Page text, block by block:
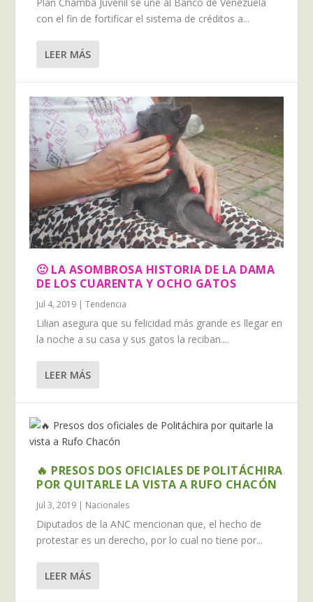
con el fin de fortificar el sistema de créditos a...
LEER MÁS
🙂 LA ASOMBROSA HISTORIA DE LA DAMA
DE LOS CUARENTA Y OCHO GATOS
Jul 4, 2019 |Tendencia
Lilian asegura que su felicidad más grande es llegar en
la noche a su casa y sus gatos la reciban....
LEER MÁS
🔥 PRESOS DOS OFICIALES DE POLITÁCHIRA
POR QUITARLE LA VISTA A RUFO CHACÓN
Jul 3, 2019 | Nacionales
Diputados de la ANC mencionan que, el hecho de
protestar es un derecho, por lo cual no tiene por...
LEER MÁS